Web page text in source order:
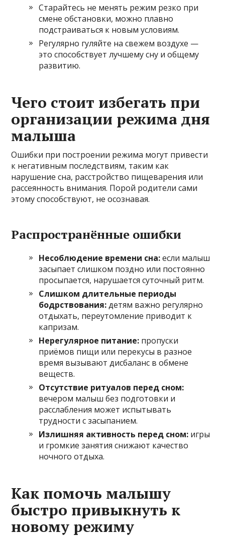
Старайтесь не менять режим резко при
смене обстановки, можно плавно
подстраиваться к новым условиям.
Регулярно гуляйте на свежем воздухе —
это способствует лучшему сну и общему
развитию.
Чего стоит избегать при
организации режима дня
малыша
Ошибки при построении режима могут привести
к негативным последствиям, таким как
нарушение сна, расстройство пищеварения или
рассеянность внимания. Порой родители сами
этому способствуют, не осознавая.
Распространённые ошибки
Несоблюдение времени сна:если малыш
засыпает слишком поздно или постоянно
просыпается, нарушается суточный ритм.
Слишком длительные периоды
бодрствования:детям важно регулярно
отдыхать, переутомление приводит к
капризам.
Нерегулярное питание: пропуски
приёмов пищи или перекусы в разное
время вызывают дисбаланс в обмене
веществ.
Отсутствие ритуалов перед сном:
вечером малыш без подготовки и
расслабления может испытывать
трудности с засыпанием.
Излишняя активность перед сном: игры
и громкие занятия снижают качество
ночного отдыха.
Как помочь малышу
быстро привыкнуть к
новому режиму